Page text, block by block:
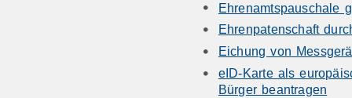
Ehrenamtspauschale
Ehrenpatenschaft
Eichung von
eID-Karte als
Bürger beantragen